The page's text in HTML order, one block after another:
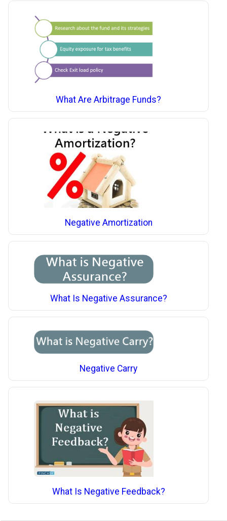
What Are Arbitrage Funds?
Negative Amortization
What Is Negative Assurance?
Negative Carry
What Is Negative Feedback?